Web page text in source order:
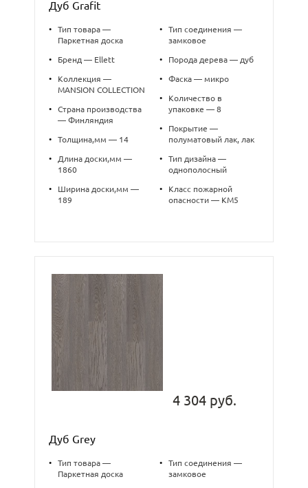
Дуб Grafit
•
Тип товара —
Паркетная доска
• Бренд — Ellett
•
Коллекция —
MANSION COLLECTION
•
Страна производства
— Финляндия
• Толщина,мм — 14
•
Длина доски,мм —
1860
•
Ширина доски,мм —
189
•
Тип соединения —
замковое
• Порода дерева — дуб
• Фаска — микро
•
Количество в
упаковке — 8
•
Покрытие —
полуматовый лак, лак
•
Тип дизайна —
однополосный
•
Класс пожарной
опасности — КМ5
4 304 руб.
Дуб Grey
•
Тип товара —
Паркетная доска
•
Тип соединения —
замковое